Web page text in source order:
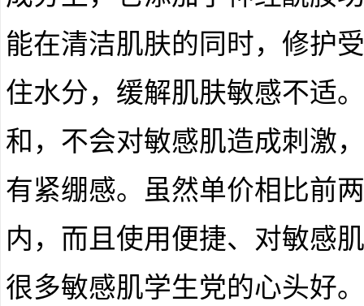
能在清洁肌肤的同时，修护
住水分，缓解肌肤敏感不适
和，不会对敏感肌造成刺激
有紧绷感。虽然单价相比前
内，而且使用便捷、对敏感
很多敏感肌学生党的心头好。